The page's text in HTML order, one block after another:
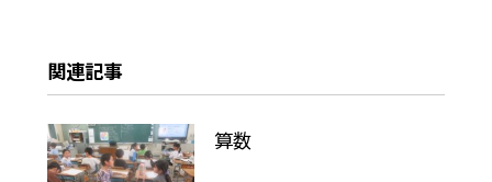
関連記事
算数